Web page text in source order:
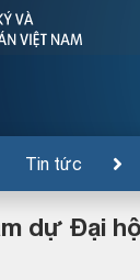
Tin tức
dự Đại